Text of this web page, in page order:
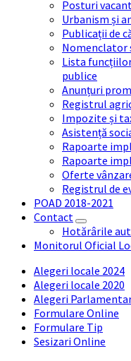
Posturi
Urbanism și
Publicații de
Nomenclator
Lista
publice
Anunțuri
Registrul
Impozite și
Asistență
Rapoarte
Rapoarte
Oferte
Registrul de
POAD 2018-2021
Contact
Hotărârile
Monitorul Oficial
Alegeri locale 2024
Alegeri locale 2020
Alegeri
Formulare Online
Formulare Tip
Sesizari Online